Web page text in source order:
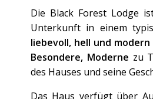
Die Black Forest Lodge
Unterkunft in einem
liebevoll, hell und
Besondere, Moderne zu
des Hauses und seine
Das Haus verfügt über